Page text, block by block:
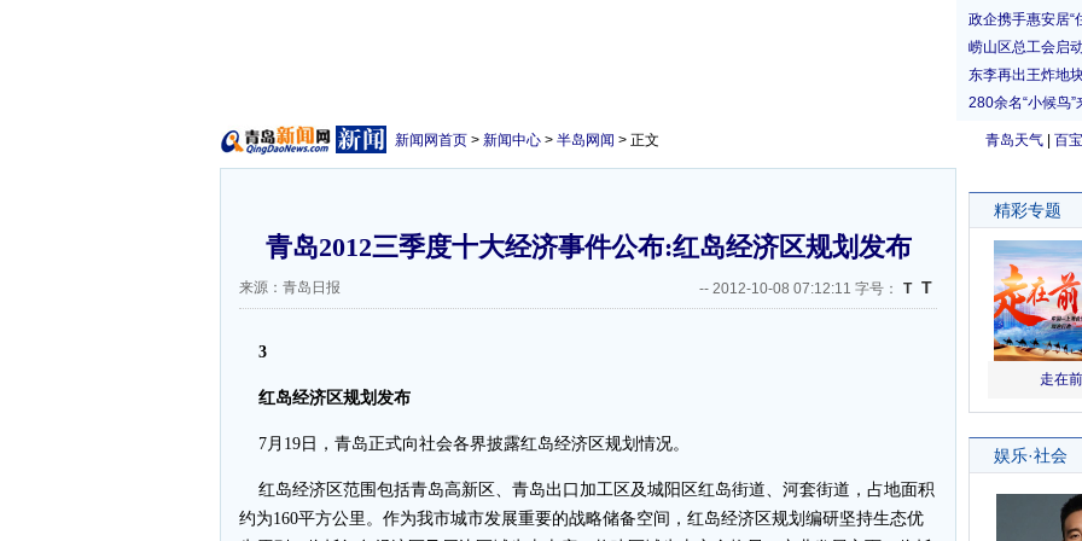
青岛天气 百
新闻网首页 > 新闻中心 > 半岛网闻 > 正文
青岛2012三季度十大经济事件公布:红岛经济区规划发布
来源：青岛日报 -- 2012-10-08 07:12:11 字号： T T
3
红岛经济区规划发布
7月19日，青岛正式向社会各界披露红岛经济区规划情况。
红岛经济区范围包括青岛高新区、青岛出口加工区及城阳区红岛街道、河套街道，占地面积
约为160平方公里。作为我市城市发展重要的战略储备空间，红岛经济区规划编研坚持生态优